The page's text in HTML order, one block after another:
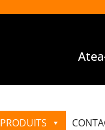
Atea-
PRODUITS